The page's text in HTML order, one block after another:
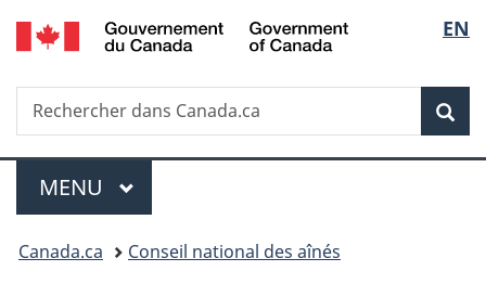
Passer
au
principal
Passer
à
Au
du
Passer
à
version
simplifiée
de
la
EN
Recherche
Rechercher
dans
Menu
MENU PRINCIPAL
Vous
Canada.ca
Conseil national des aînés